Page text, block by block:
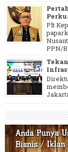
Plt
PPN/